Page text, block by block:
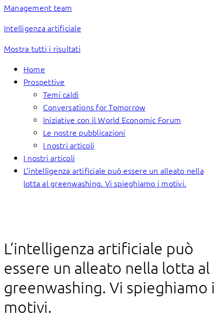
Management team
Intelligenza artificiale
Mostra tutti i risultati
Home
Prospettive
Temi caldi
Conversations for Tomorrow
Iniziative con il World Economic Forum
Le nostre pubblicazioni
I nostri articoli
I nostri articoli
L’intelligenza artificiale può essere un alleato nella
lotta al greenwashing. Vi spieghiamo i motivi.
L’intelligenza artificiale può
essere un alleato nella lotta al
greenwashing. Vi spieghiamo i
motivi.